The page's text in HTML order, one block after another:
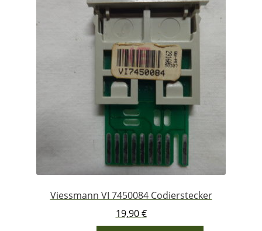
Viessmann VI 7450084 Codierstecker
19,90€